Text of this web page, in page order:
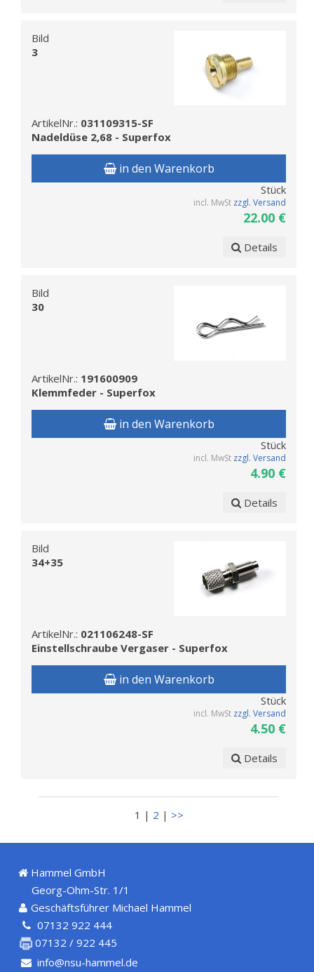
Bild
3
ArtikelNr.: 031109315-SF
Nadeldüse 2,68 - Superfox
in den Warenkorb
Stück
incl. MwSt zzgl. Versand
22.00 €
Details
Bild
30
ArtikelNr.: 191600909
Klemmfeder - Superfox
in den Warenkorb
Stück
incl. MwSt zzgl. Versand
4.90 €
Details
Bild
34+35
ArtikelNr.: 021106248-SF
Einstellschraube Vergaser - Superfox
in den Warenkorb
Stück
incl. MwSt zzgl. Versand
4.50 €
Details
1 | 2 | >>
Hammel GmbH
Georg-Ohm-Str. 1/1
Geschäftsführer Michael Hammel
07132 922 444
07132 / 922 445
info@nsu-hammel.de